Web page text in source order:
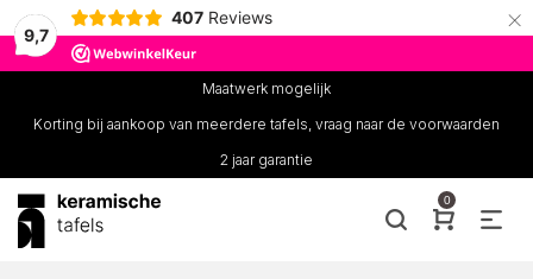
9,7
407 Reviews ×
Maatwerk mogelijk
Korting bij aankoop van meerdere tafels, vraag naar de voorwaarden
2 jaar garantie
0